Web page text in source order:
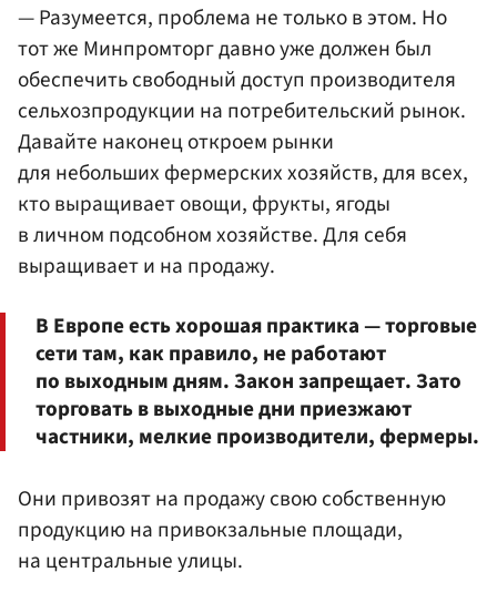
— Разумеется, проблема не только в этом. Но
тот же Минпромторг давно уже должен был
обеспечить свободный доступ производителя
сельхозпродукции на потребительский рынок.
Давайте наконец откроем рынки
для небольших фермерских хозяйств, для всех,
кто выращивает овощи, фрукты, ягоды
в личном подсобном хозяйстве. Для себя
выращивает и на продажу.
В Европе есть хорошая практика — торговые
сети там, как правило, не работают
по выходным дням. Закон запрещает. Зато
торговать в выходные дни приезжают
частники, мелкие производители, фермеры.
Они привозят на продажу свою собственную
продукцию на привокзальные площади,
на центральные улицы.